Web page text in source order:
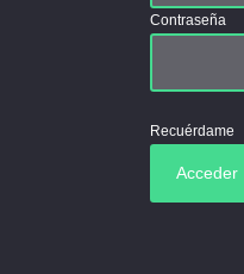
Contraseña
Recuérdame